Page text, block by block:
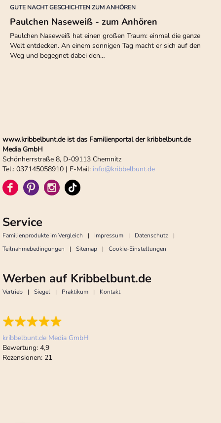
GUTE NACHT GESCHICHTEN ZUM ANHÖREN
Paulchen Naseweiß - zum Anhören
Paulchen Naseweiß hat einen großen Traum: einmal die ganze
Welt entdecken. An einem sonnigen Tag macht er sich auf den
Weg und begegnet dabei den…
www.kribbelbunt.de ist das Familienportal der kribbelbunt.de
Media GmbH
Schönherrstraße 8, D-09113 Chemnitz
Tel.: 037145058910 | E-Mail: info@kribbelbunt.de
Service
Familienprodukte im Vergleich Impressum
Datenschutz
Teilnahmebedingungen
Sitemap Cookie-Einstellungen
Werben auf Kribbelbunt.de
Vertrieb Siegel Praktikum Kontakt
kribbelbunt.de Media GmbH
Bewertung: 4,9
Rezensionen: 21